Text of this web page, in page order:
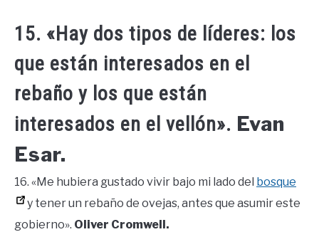
15. «Hay dos tipos de líderes: los
que están interesados en el
rebaño y los que están
interesados en el vellón». Evan
Esar.
16. «Me hubiera gustado vivir bajo mi lado del bosque
y tener un rebaño de ovejas, antes que asumir este
gobierno». Oliver Cromwell.